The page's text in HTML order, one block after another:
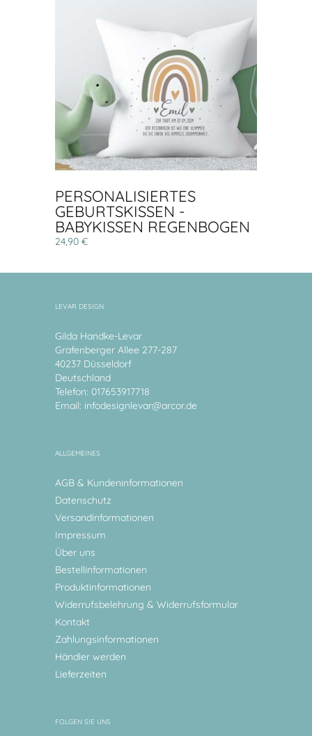
PERSONALISIERTES
GEBURTSKISSEN -
BABYKISSEN REGENBOGEN
24,90 €
LEVAR DESIGN
Gilda Handke-Levar
Grafenberger Allee 277-287
40237 Düsseldorf
Deutschland
Telefon: 017653917718
Email: infodesignlevar@arcor.de
ALLGEMEINES
AGB & Kundeninformationen
Datenschutz
Versandinformationen
Impressum
Über uns
Bestellinformationen
Produktinformationen
Widerrufsbelehrung & Widerrufsformular
Kontakt
Zahlungsinformationen
Händler werden
Lieferzeiten
FOLGEN SIE UNS